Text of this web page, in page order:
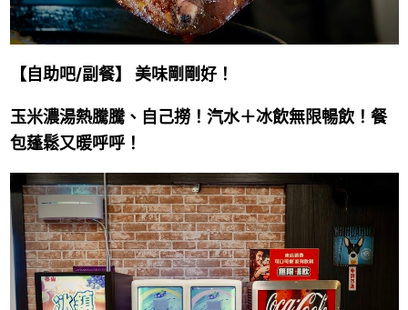
【自助吧/副餐】 美味剛剛好！
玉米濃湯熱騰騰、自己撈！ 汽水＋冰飲無限暢飲！餐
包蓬鬆又暖呼呼！